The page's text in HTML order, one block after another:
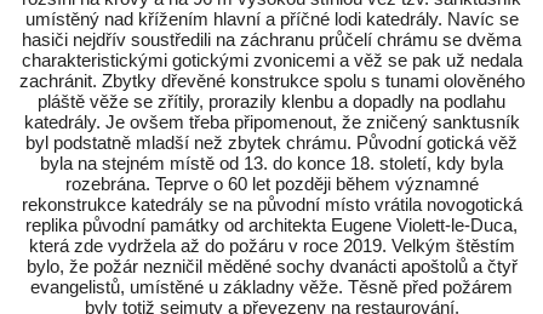
umístěný nad křížením hlavní a příčné lodi katedrály. Navíc se
hasiči nejdřív soustředili na záchranu průčelí chrámu se dvěma
charakteristickými gotickými zvonicemi a věž se pak už nedala
zachránit. Zbytky dřevěné konstrukce spolu s tunami olověného
pláště věže se zřítily, prorazily klenbu a dopadly na podlahu
katedrály. Je ovšem třeba připomenout, že zničený sanktusník
byl podstatně mladší než zbytek chrámu. Původní gotická věž
byla na stejném místě od 13. do konce 18. století, kdy byla
rozebrána. Teprve o 60 let později během významné
rekonstrukce katedrály se na původní místo vrátila novogotická
replika původní památky od architekta Eugene Violett-le-Duca,
která zde vydržela až do požáru v roce 2019. Velkým štěstím
bylo, že požár nezničil měděné sochy dvanácti apoštolů a čtyř
evangelistů, umístěné u základny věže. Těsně před požárem
byly totiž sejmuty a převezeny na restaurování.